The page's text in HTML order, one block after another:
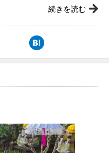
続きを読む